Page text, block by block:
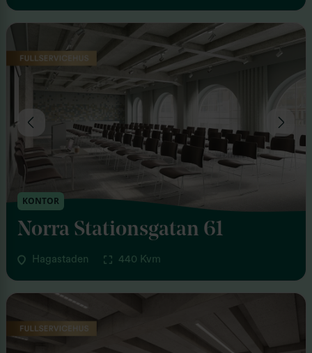
KONTOR
Norra Stationsgatan 61
Hagastaden 440 Kvm